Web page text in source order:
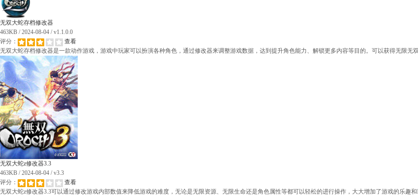
无双大蛇存档修改器
463KB / 2024-08-04 / v1.1.0.0
评分：
查看
无双大蛇存档修改器是一款动作游戏，游戏中玩家可以扮演各种角色，通过修改器来调整游戏数据，达到提升角色能力、解锁更多内容等目的。可以获得无限无
无双大蛇z修改器3.3
463KB / 2024-08-04 / v3.3
评分：
查看
无双大蛇z修改器3.3可以通过修改游戏内部数值来降低游戏的难度，无论是无限资源、无限生命还是角色属性等都可以轻松的进行操作，大大增加了游戏的乐趣